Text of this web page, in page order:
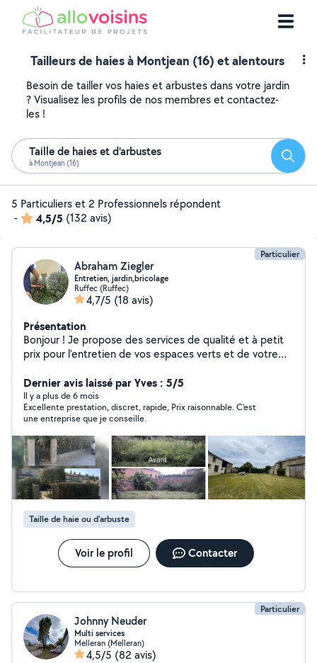
Tailleurs de haies à Montjean (16) et alentours
Besoin de tailler vos haies et arbustes dans votre jardin
? Visualisez les profils de nos membres et contactez-
les !
Taille de haies et d'arbustes
à Montjean (16)
5 Particuliers et 2 Professionnels répondent
-
4,5/5 (132 avis)
Particulier
Abraham Ziegler
Entretien, jardin,bricolage
Ruffec (Ruffec)
4,7/5 (18 avis)
Présentation
Bonjour ! Je propose des services de qualité et à petit
prix pour l'entretien de vos espaces verts et de votre
décapage et bien plus. Besoin d'aide pour garder votre
extérieur impeccable ? Contactez-moi pour un travail
sérieux, soigné et abordable !
Dernier avis laissé par Yves : 5/5
Il y a plus de 6 mois
Excellente prestation, discret, rapide, Prix raisonnable. C'est
une entreprise que je conseille.
Taille de haie ou d'arbuste
Voir le profil Contacter
Particulier
Johnny Neuder
Multi services
Melleran (Melleran)
4,5/5 (82 avis)